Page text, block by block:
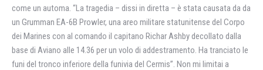
come un automa. “La tragedia – dissi in diretta – è stata causata da da
un Grumman EA-6B Prowler, una areo militare statunitense del Corpo
dei Marines con al comando il capitano Richar Ashby decollato dalla
base di Aviano alle 14.36 per un volo di addestramento. Ha tranciato le
funi del tronco inferiore della funivia del Cermis”. Non mi limitai a